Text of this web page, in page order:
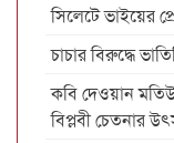
সিলেটে ভাইয়ের
চাচার বিরুদ্ধে
কবি দেওয়ান
বিপ্লবী চেতনার